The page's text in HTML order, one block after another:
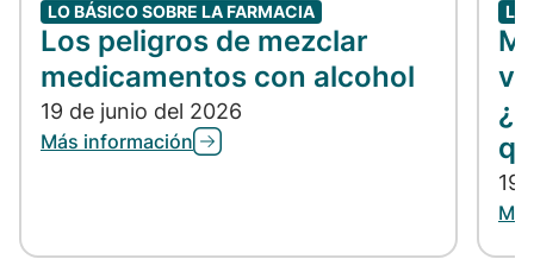
LO BÁSICO SOBRE LA FARMACIA
Los peligros de mezclar
medicamentos con alcohol
19 de junio del 2026
Más información
LO
19